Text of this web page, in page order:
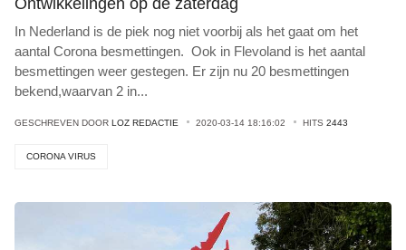
In Nederland is de piek nog niet voorbij als het gaat om het
aantal Corona besmettingen. Ook in Flevoland is het aantal
besmettingen weer gestegen. Er zijn nu 20 besmettingen
bekend,waarvan 2 in...
GESCHREVEN DOOR LOZ REDACTIE 2020-03-14 18:16:02 HITS 2443
CORONA VIRUS